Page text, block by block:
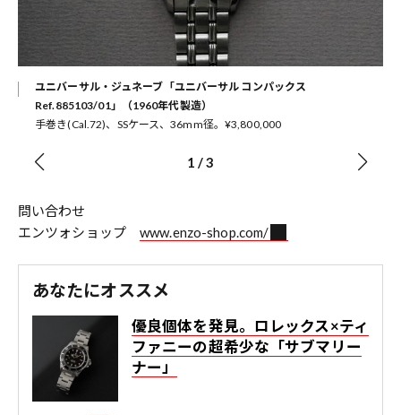
ユニバーサル・ジュネーブ「ユニバーサル コンパックス
Ref.885103/01」（1960年代製造）
手巻き(Cal.72)、SSケース、36mm径。¥3,800,000
1 /3
問い合わせ
エンツォショップwww.enzo-shop.com/
あなたにオススメ
優良個体を発見。ロレックス×ティ
ファニーの超希少な「サブマリー
ナー」